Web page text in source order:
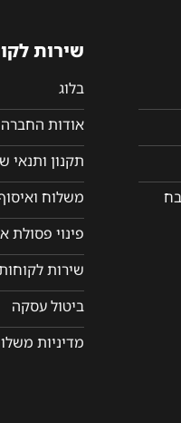
שירות
בלוג
אודות החברה
תקנון ותנאי
משלוח
פינוי פסולת
שירות
ביטול עסקה
מדיניות